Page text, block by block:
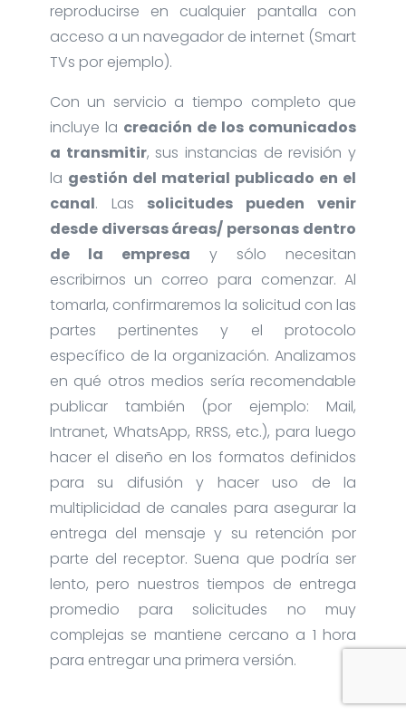
reproducirse en cualquier pantalla con
acceso a un navegador de internet (Smart
TVs por ejemplo).
Con un servicio a tiempo completo que
incluye la creación de los comunicados
a transmitir, sus instancias de revisión y
la gestión del material publicado en el
canal. Las solicitudes pueden venir
desde diversas áreas/ personas dentro
de la empresa y sólo necesitan
escribirnos un correo para comenzar. Al
tomarla, confirmaremos la solicitud con las
partes pertinentes y el protocolo
específico de la organización. Analizamos
en qué otros medios sería recomendable
publicar también (por ejemplo: Mail,
Intranet, WhatsApp, RRSS, etc.), para luego
hacer el diseño en los formatos definidos
para su difusión y hacer uso de la
multiplicidad de canales para asegurar la
entrega del mensaje y su retención por
parte del receptor. Suena que podría ser
lento, pero nuestros tiempos de entrega
promedio para solicitudes no muy
complejas se mantiene cercano a 1 hora
para entregar una primera versión.